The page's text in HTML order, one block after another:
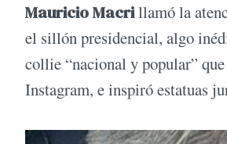
Mauricio Macrillamó la
el sillón presidencial, algo
collie “nacional y popular”
Instagram, e inspiró estatuas